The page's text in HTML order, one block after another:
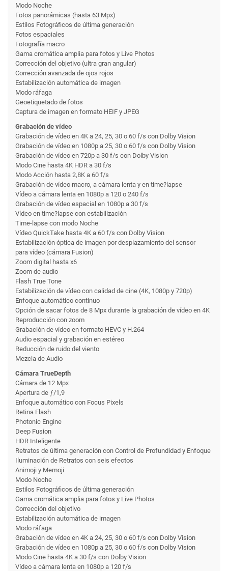
Modo Noche
Fotos panorámicas (hasta 63 Mpx)
Estilos Fotográficos de última generación
Fotos espaciales
Fotografía macro
Gama cromática amplia para fotos y Live Photos
Corrección del objetivo (ultra gran angular)
Corrección avanzada de ojos rojos
Estabili­zación automática de imagen
Modo ráfaga
Geoetiquetado de fotos
Captura de imagen en formato HEIF y JPEG
Grabación de vídeo
Grabación de vídeo en 4K a 24, 25, 30 o 60 f/s con Dolby Vision
Grabación de vídeo en 1080p a 25, 30 o 60 f/s con Dolby Vision
Grabación de vídeo en 720p a 30 f/s con Dolby Vision
Modo Cine hasta 4K HDR a 30 f/s
Modo Acción hasta 2,8K a 60 f/s
Grabación de vídeo macro, a cámara lenta y en time?lapse
Vídeo a cámara lenta en 1080p a 120 o 240 f/s
Grabación de vídeo espacial en 1080p a 30 f/s
Vídeo en time?lapse con estabili­zación
Time-lapse con modo Noche
Vídeo QuickTake hasta 4K a 60 f/s con Dolby Vision
Estabili­zación óptica de imagen por desplazamiento del sensor
para vídeo (cámara Fusion)
Zoom digital hasta x6
Zoom de audio
Flash True Tone
Estabili­zación de vídeo con calidad de cine (4K, 1080p y 720p)
Enfoque automático continuo
Opción de sacar fotos de 8 Mpx durante la grabación de vídeo en 4K
Reproducción con zoom
Grabación de vídeo en formato HEVC y H.264
Audio espacial y grabación en estéreo
Reducción de ruido del viento
Mezcla de Audio
Cámara TrueDepth
Cámara de 12 Mpx
Apertura de ƒ/1,9
Enfoque automático con Focus Pixels
Retina Flash
Photonic Engine
Deep Fusion
HDR Inteligente
Retratos de última generación con Control de Profundidad y Enfoque
Iluminación de Retratos con seis efectos
Animoji y Memoji
Modo Noche
Estilos Fotográficos de última generación
Gama cromática amplia para fotos y Live Photos
Corrección del objetivo
Estabili­zación automática de imagen
Modo ráfaga
Grabación de vídeo en 4K a 24, 25, 30 o 60 f/s con Dolby Vision
Grabación de vídeo en 1080p a 25, 30 o 60 f/s con Dolby Vision
Modo Cine hasta 4K a 30 f/s con Dolby Vision
Vídeo a cámara lenta en 1080p a 120 f/s